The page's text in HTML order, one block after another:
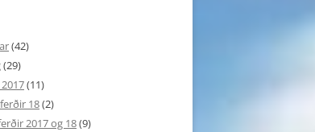
(42)
(29)
(11)
18(2)
2017 og 18(9)